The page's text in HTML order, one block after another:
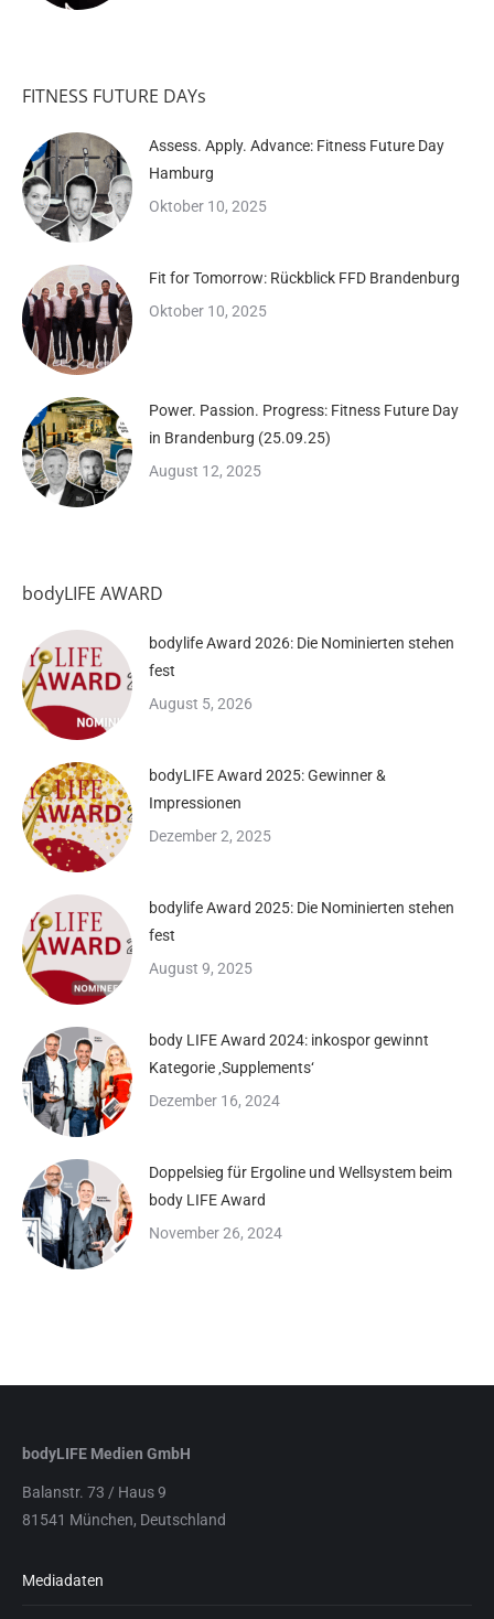
FITNESS FUTURE DAYs
Assess. Apply. Advance: Fitness Future Day
Hamburg
Oktober 10, 2025
Fit for Tomorrow: Rückblick FFD Brandenburg
Oktober 10, 2025
Power. Passion. Progress: Fitness Future Day
in Brandenburg (25.09.25)
August 12, 2025
bodyLIFE AWARD
bodylife Award 2026: Die Nominierten stehen
fest
August 5, 2026
bodyLIFE Award 2025: Gewinner &
Impressionen
Dezember 2, 2025
bodylife Award 2025: Die Nominierten stehen
fest
August 9, 2025
body LIFE Award 2024: inkospor gewinnt
Kategorie ‚Supplements‘
Dezember 16, 2024
Doppelsieg für Ergoline und Wellsystem beim
body LIFE Award
November 26, 2024
bodyLIFE Medien GmbH
Balanstr. 73 / Haus 9
81541 München, Deutschland
Mediadaten